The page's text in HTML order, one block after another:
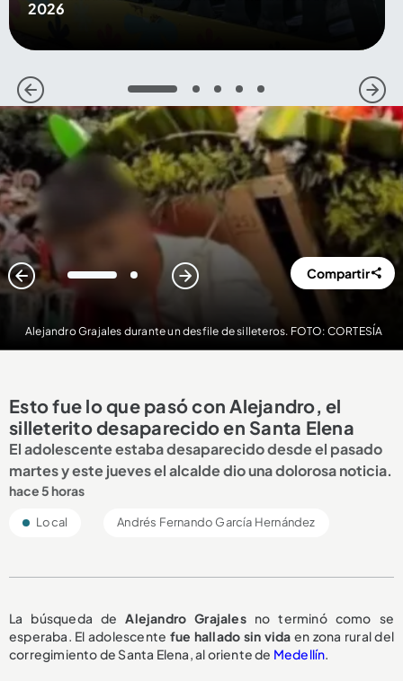
2026
1 2 3 4 5
Alejandro Grajales durante un desfile de silleteros. FOTO: CORTESÍA
1 2 Compartir
Esto fue lo que pasó con Alejandro, el
silleterito desaparecido en Santa Elena
El adolescente estaba desaparecido desde el pasado
martes y este jueves el alcalde dio una dolorosa noticia.
hace 5 horas
Local Andrés Fernando García Hernández
La búsqueda deAlejandro Grajales no terminó como se
esperaba. El adolescente fue hallado sin vida en zona rural del
corregimiento de Santa Elena, al oriente de Medellín.